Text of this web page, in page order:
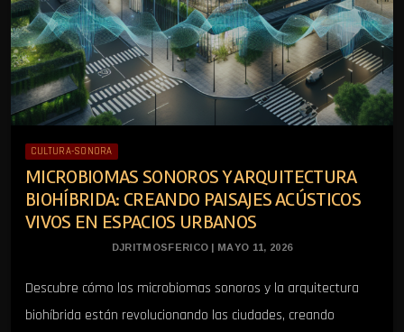
CULTURA-SONORA
MICROBIOMAS SONOROS Y ARQUITECTURA
BIOHÍBRIDA: CREANDO PAISAJES ACÚSTICOS
VIVOS EN ESPACIOS URBANOS
DJRITMOSFERICO | MAYO 11, 2026
Descubre cómo los microbiomas sonoros y la arquitectura
biohíbrida están revolucionando las ciudades, creando